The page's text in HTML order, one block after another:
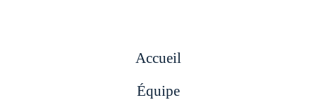
Accueil
Équipe